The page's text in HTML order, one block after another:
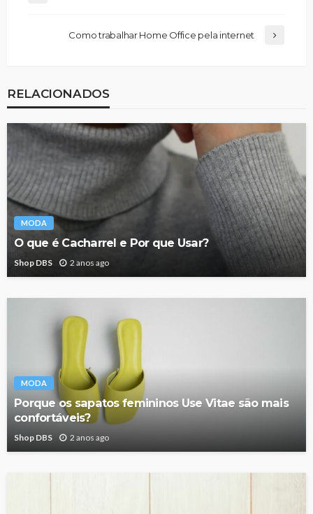
Como trabalhar Home Office pela internet
RELACIONADOS
MODA
O que é Cacharrel e Por que Usar?
Shop DBS 2 anos ago
MODA
Porque os sapatos femininos Use Vitae são mais
confortáveis?
Shop DBS 2 anos ago